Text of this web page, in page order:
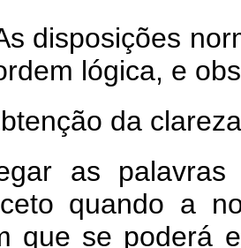
disposições
lógica, e
da
as
quando a
que se poderá